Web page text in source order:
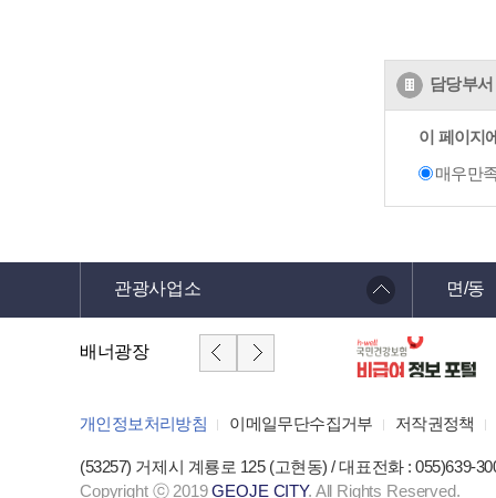
담당부서
이 페이지
매우만
관광사업소 면/동
배너광장
개인정보처리방침 이메일무단수집거부 저작권정책
(53257) 거제시 계룡로 125 (고현동) / 대표전화 : 055)639-
Copyright ⓒ 2019GEOJE CITY. All Rights Reserved.